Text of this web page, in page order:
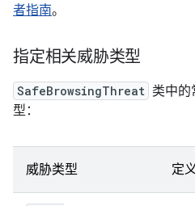
者指南。
指定相关威胁类型
SafeBrowsingThreat 类中的
型：
威胁类型 定